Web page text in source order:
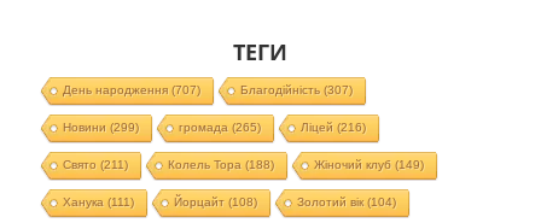
ТЕГИ
День народження(707) Благодійність (307)
Новини (299) громада (265) Ліцей (216)
Свято (211) Колель Тора (188) Жіночий клуб (149)
Ханука (111) Йорцайт (108) Золотий вік(104)